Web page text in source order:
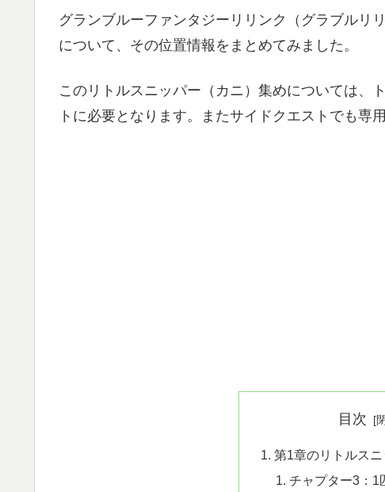
グランブルーファンタジーリリンク（グラブルリ
について、その位置情報をまとめてみました。
このリトルスニッパー（カニ）集めについては、
トに必要となります。またサイドクエストでも専
目次
第1章のリトルス
チャプター3：1